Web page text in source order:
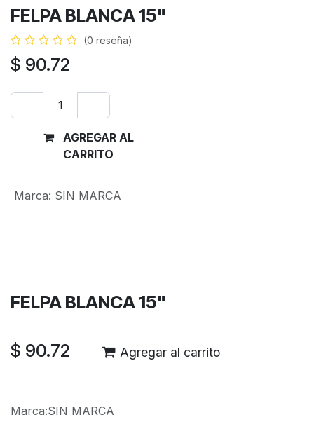
FELPA BLANCA 15"
(0 reseña)
$ 90.72
AGREGAR AL
CARRITO
Marca: SIN MARCA
FELPA BLANCA 15"
$ 90.72 Agregar al carrito
Marca:SIN MARCA